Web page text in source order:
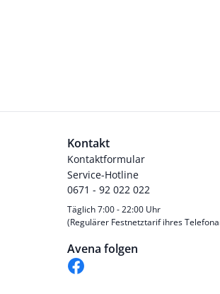
Kontakt
Kontaktformular
Service-Hotline
0671 - 92 022 022
Täglich 7:00 - 22:00 Uhr
(Regulärer Festnetztarif ihres
Avena folgen